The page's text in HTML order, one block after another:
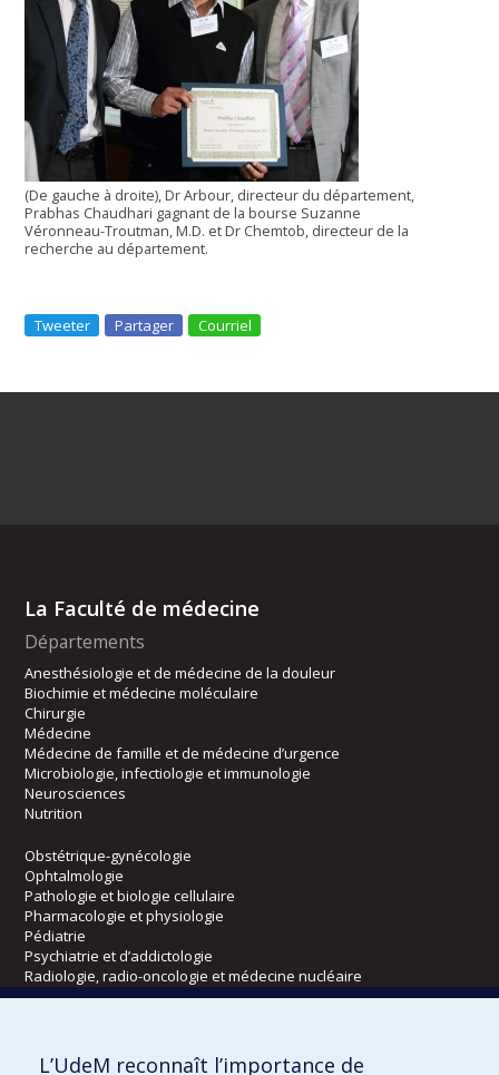
(De gauche à droite), Dr Arbour, directeur du département,
Prabhas Chaudhari gagnant de la bourse Suzanne
Véronneau-Troutman, M.D. et Dr Chemtob, directeur de la
recherche au département.
Tweeter Partager Courriel
La Faculté de médecine
Départements
Anesthésiologie et de médecine de la douleur
Biochimie et médecine moléculaire
Chirurgie
Médecine
Médecine de famille et de médecine d’urgence
Microbiologie, infectiologie et immunologie
Neurosciences
Nutrition
Obstétrique-gynécologie
Ophtalmologie
Pathologie et biologie cellulaire
Pharmacologie et physiologie
Pédiatrie
Psychiatrie et d’addictologie
Radiologie, radio-oncologie et médecine nucléaire
L’UdeM reconnaît l’importance de